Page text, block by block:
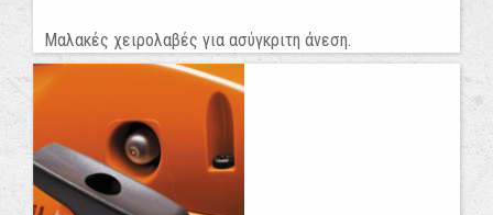
Μαλακές χειρολαβές για ασύγκριτη άνεση.